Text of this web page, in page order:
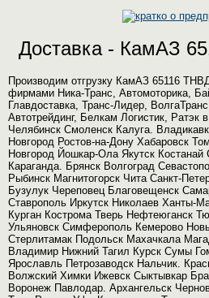
Доставка - КамАЗ
Производим отгрузку КамАЗ 65116
фирмами Ника-Транс, Автомоторика,
Главдоставка, Транс-Лидер,
Автотрейдинг, Белкам Логистик, Ратэк
Челябинск Смоленск Калуга.
Новгород Ростов-на-Дону Хабаровск
Новгород Йошкар-Ола Якутск Костанай
Караганда. Брянск Волгоград
Рыбинск Магнитогорск Чита Санкт-
Бузулук Череповец Благовещенск
Ставрополь Иркутск Николаев Ханты-
Курган Кострома Тверь Нефтеюганск
Ульяновск Симферополь Кемерово
Стерлитамак Подольск Махачкала
Владимир Нижний Тагил Курск Сумы
Ярославль Петрозаводск Нальчик.
Волжский Химки Ижевск Сыктывкар
Воронеж Павлодар. Архангельск